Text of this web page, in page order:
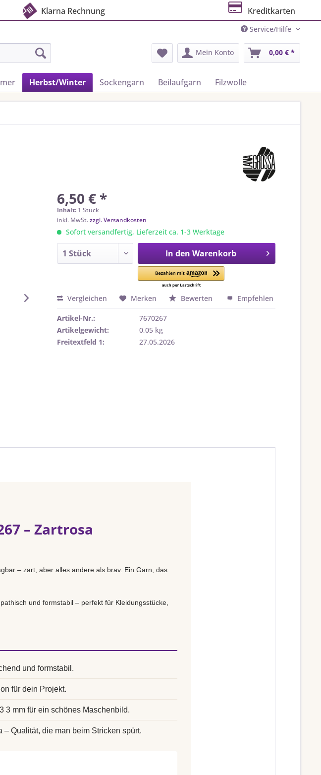
Klarna Rechnung Kreditkarten
Service/Hilfe
Mein Konto 0,00 € *
Herbst/Winter Sockengarn Beilaufgarn Filzwolle
6,50 € *
Inhalt: 1 Stück
inkl. MwSt.zzgl. Versandkosten
Sofort versandfertig, Lieferzeit ca. 1-3 Werktage
In den Warenkorb
Vergleichen Merken Bewerten Empfehlen
Artikel-Nr.:
7670267
Artikelgewicht:
0,05 kg
Freitextfeld 1:
27.05.2026
– Zartrosa
– zart, aber alles andere als brav. Ein Garn, das
und formstabil – perfekt für Kleidungsstücke,
und formstabil.
für dein Projekt.
3 mm für ein schönes Maschenbild.
Qualität, die man beim Stricken spürt.